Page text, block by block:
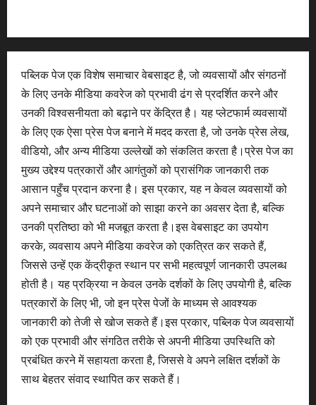
पब्लिक पेज एक विशेष समाचार वेबसाइट है, जो व्यवसायों और संगठनों
के लिए उनके मीडिया कवरेज को प्रभावी ढंग से प्रदर्शित करने और
उनकी विश्वसनीयता को बढ़ाने पर केंद्रित है। यह प्लेटफार्म व्यवसायों
के लिए एक ऐसा प्रेस पेज बनाने में मदद करता है, जो उनके प्रेस लेख,
वीडियो, और अन्य मीडिया उल्लेखों को संकलित करता है।प्रेस पेज का
मुख्य उद्देश्य पत्रकारों और आगंतुकों को प्रासंगिक जानकारी तक
आसान पहुँच प्रदान करना है। इस प्रकार, यह न केवल व्यवसायों को
अपने समाचार और घटनाओं को साझा करने का अवसर देता है, बल्कि
उनकी प्रतिष्ठा को भी मजबूत करता है।इस वेबसाइट का उपयोग
करके, व्यवसाय अपने मीडिया कवरेज को एकत्रित कर सकते हैं,
जिससे उन्हें एक केंद्रीकृत स्थान पर सभी महत्वपूर्ण जानकारी उपलब्ध
होती है। यह प्रक्रिया न केवल उनके दर्शकों के लिए उपयोगी है, बल्कि
पत्रकारों के लिए भी, जो इन प्रेस पेजों के माध्यम से आवश्यक
जानकारी को तेजी से खोज सकते हैं।इस प्रकार, पब्लिक पेज व्यवसायों
को एक प्रभावी और संगठित तरीके से अपनी मीडिया उपस्थिति को
प्रबंधित करने में सहायता करता है, जिससे वे अपने लक्षित दर्शकों के
साथ बेहतर संवाद स्थापित कर सकते हैं।